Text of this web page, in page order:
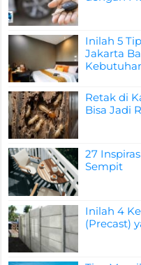
Inilah 5
Jakarta
Retak di
Bisa Jadi
27
Sempit
Inilah 4
(Precast)